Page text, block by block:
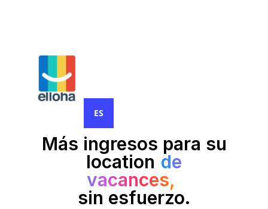
ES
Más ingresos para su
‍location de
vacances,
sin esfuerzo.